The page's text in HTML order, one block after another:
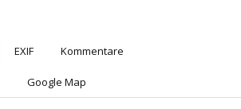
EXIF Kommentare
Google Map